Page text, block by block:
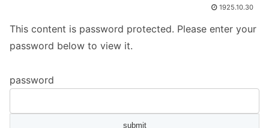
1925.10.30
This content is password protected. Please enter your
password below to view it.
password